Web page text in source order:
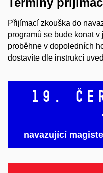
Přijímací zkouška do
programů se bude konat
proběhne v dopoledních
dostavíte dle instrukcí
19.
navazující